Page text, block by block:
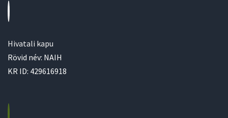
Hivatali kapu
Rövid név: NAIH
KR ID: 429616918